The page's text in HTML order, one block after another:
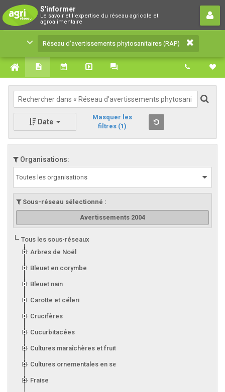
S'informer
Le savoir et l'expertise du réseau agricole et
agroalimentaire
Réseau d’avertissements
phytosanitaires (RAP)
Le savoir et l'expertise du réseau agricole et
agroalimentaire
Réseau d’avertissements phytosanitaires (RAP)
Date
Masquer les
filtres (1)
Organisations:
Toutes les organisations
Sous-réseau sélectionné :
Avertissements 2004
Tous les sous-réseaux
Arbres de Noël
Bleuet en corymbe
Bleuet nain
Carotte et céleri
Crucifères
Cucurbitacées
Cultures maraîchères et fruitières en serre
Cultures ornementales en serre
Fraise